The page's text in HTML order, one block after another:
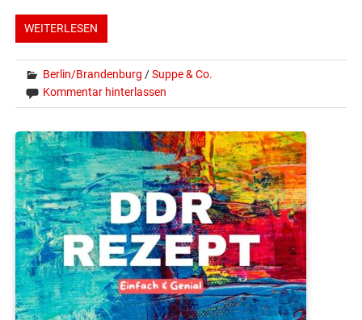
WEITERLESEN
Berlin/Brandenburg /Suppe & Co.
Kommentar hinterlassen